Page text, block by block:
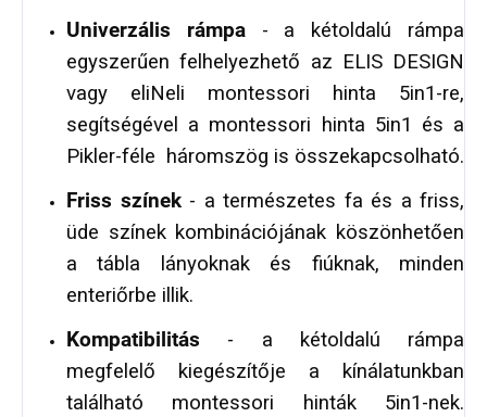
Univerzális rámpa - a kétoldalú rámpa
egyszerűen felhelyezhető az ELIS DESIGN
vagy eliNeli montessori hinta 5in1-re,
segítségével a montessori hinta 5in1 és a
Pikler-féle háromszög is összekapcsolható.
Friss színek- a természetes fa és a friss,
üde színek kombinációjának köszönhetően
a tábla lányoknak és fiúknak, minden
enteriőrbe illik.
Kompatibilitás - a kétoldalú rámpa
megfelelő kiegészítője a kínálatunkban
található montessori hinták 5in1-nek.